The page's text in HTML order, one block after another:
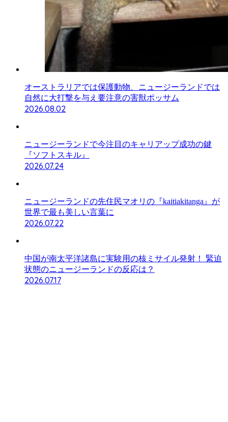
オーストラリアでは保護動物、ニュージーランドでは
自然に大打撃を与え要注意の害獣ポッサム
2026.08.02
ニュージーランドで今注目のキャリアップ成功の鍵
『ソフトスキル』
2026.07.24
ニュージーランドの先住民マオリの『kaitiakitanga』が
世界で最も美しい言葉に
2026.07.22
中国が南太平洋諸島に実験用の核ミサイル発射！ 緊迫
状態のニュージーランドの反応は？
2026.07.17